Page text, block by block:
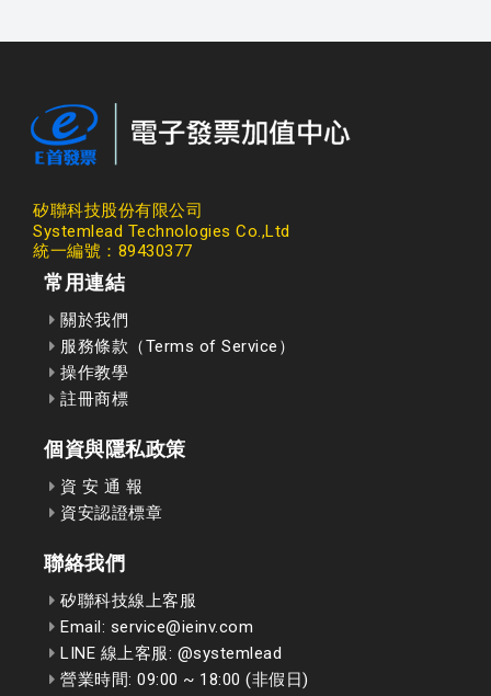
矽聯科技股份有限公司
Systemlead Technologies Co.,Ltd
統一編號：89430377
常用連結
關於我們
服務條款（Terms of Service）
操作教學
註冊商標
個資與隱私政策
資 安 通 報
資安認證標章
聯絡我們
矽聯科技線上客服
Email: service@ieinv.com
LINE 線上客服: @systemlead
營業時間: 09:00 ~ 18:00 (非假日)